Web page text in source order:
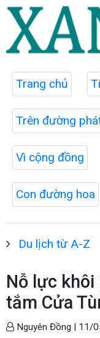
Trang chủ
Trên đường
Vì cộng đồng
Con đường hoa
Du lịch từ A-Z
Nỗ lực
tắm Cửa
Nguyên Đồng | 11/